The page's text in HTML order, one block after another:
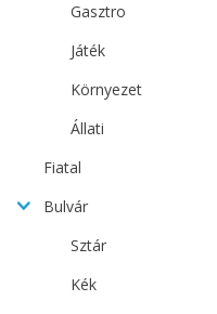
Gasztro
Játék
Környezet
Állati
Fiatal
Bulvár
Sztár
Kék